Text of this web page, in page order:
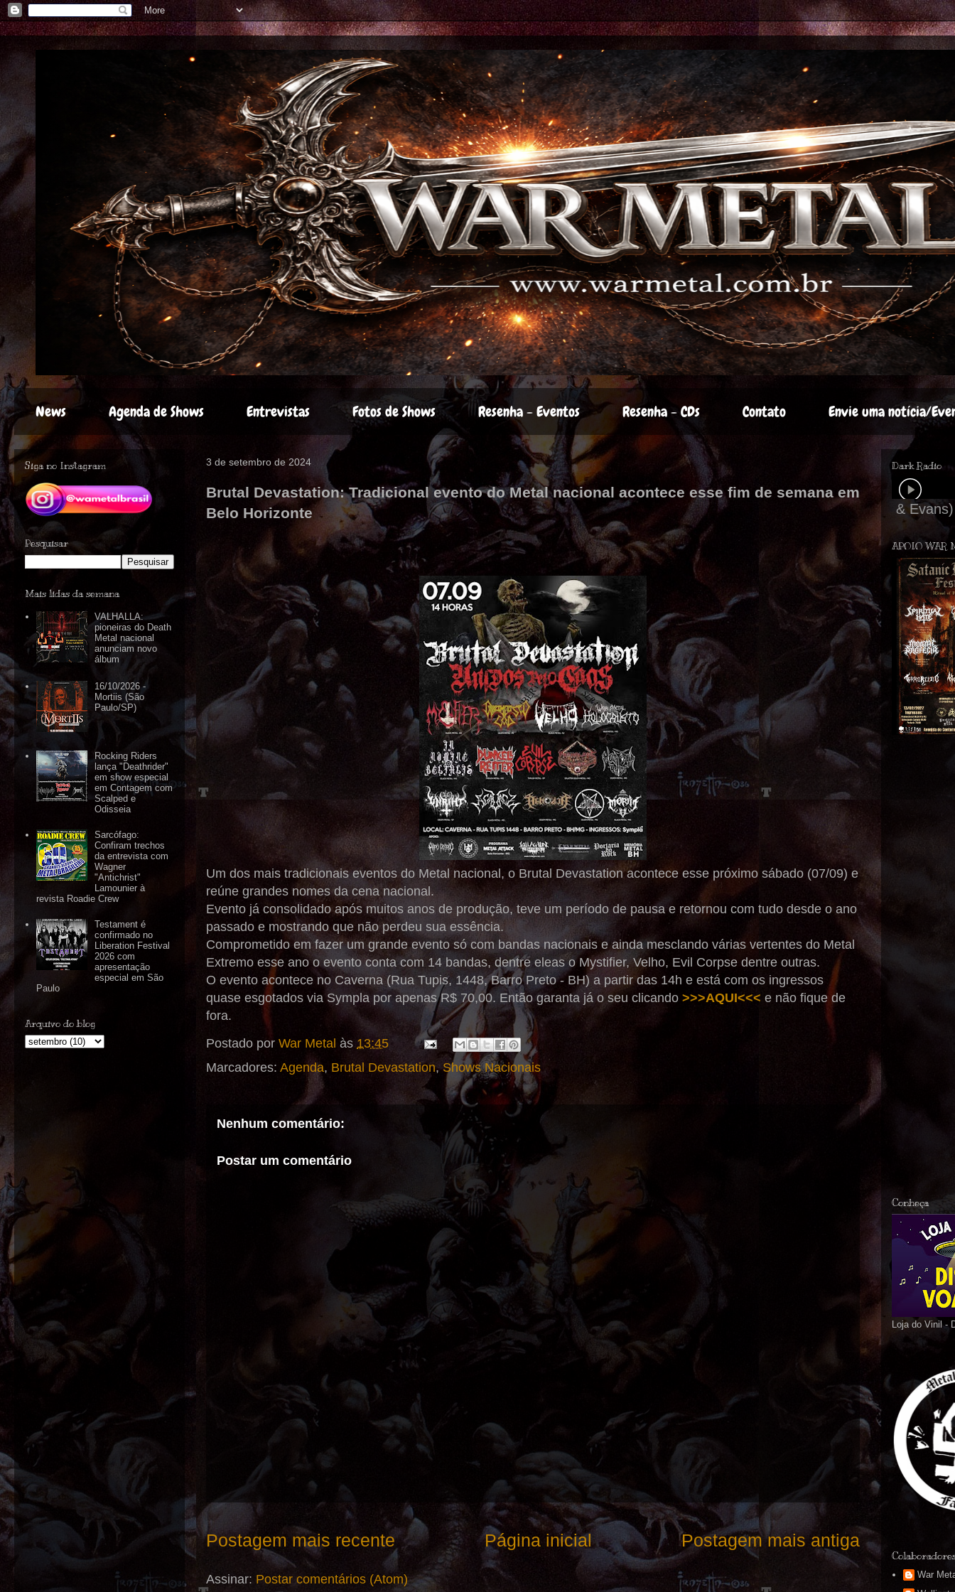
News Agenda de Shows Entrevistas Fotos de Shows Resenha - Eventos Resenha - CDs Contato Envie uma notícia/
3 de setembro de 2024
Brutal Devastation: Tradicional evento do Metal nacional acontece esse fim de semana em
Belo Horizonte
Um dos mais tradicionais eventos do Metal nacional, o Brutal Devastation acontece esse próximo sábado (07/09) e
reúne grandes nomes da cena nacional.
Evento já consolidado após muitos anos de produção, teve um período de pausa e retornou com tudo desde o ano
passado e mostrando que não perdeu sua essência.
Comprometido em fazer um grande evento só com bandas nacionais e ainda mesclando várias vertentes do Metal
Extremo esse ano o evento conta com 14 bandas, dentre eleas o Mystifier, Velho, Evil Corpse dentre outras.
O evento acontece no Caverna (Rua Tupis, 1448, Barro Preto - BH) a partir das 14h e está com os ingressos
quase esgotados via Sympla por apenas R$ 70,00. Então garanta já o seu clicando >>>AQUI<<< e não fique de
fora.
Postado por War Metal às 13:45
Marcadores: Agenda, Brutal Devastation,Shows Nacionais
Nenhum comentário:
Postar um comentário
Postagem mais recente Postagem mais antiga
Página inicial
Assinar: Postar comentários (Atom)
Siga no Instagram
Pesquisar
Mais lidas da semana
VALHALLA:
pioneiras do Death
Metal nacional
anunciam novo
álbum
16/10/2026 -
Mortiis (São
Paulo/SP)
Rocking Riders
lança "Deathrider"
em show especial
em Contagem com
Scalped e
Odisseia
Sarcófago:
Confiram trechos
da entrevista com
Wagner
"Antichrist"
Lamounier à
revista Roadie Crew
Testament é
confirmado no
Liberation Festival
2026 com
apresentação
especial em São
Paulo
Arquivo do blog
Dark Radio
APOIO WAR
Conheça
Loja do Vinil -
War